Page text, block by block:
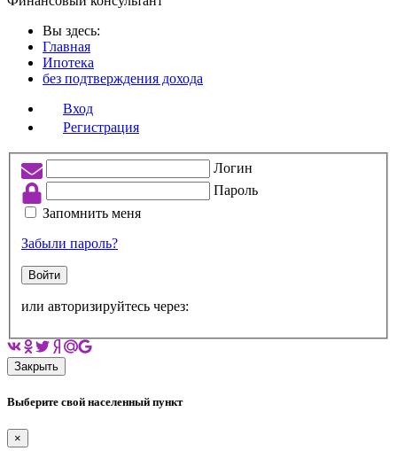
Вы здесь:
Главная
Ипотека
без подтверждения дохода
Вход
Регистрация
Логин
Пароль
Запомнить меня
Забыли пароль?
Войти
или авторизируйтесь через:
Закрыть
Выберите свой населенный пункт
×